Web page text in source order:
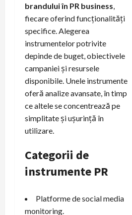
brandului în PR business
fiecare oferind funcționalități
specifice. Alegerea
instrumentelor potrivite
depinde de buget, obiectivele
campaniei și resursele
disponibile. Unele instrumente
oferă analize avansate, în timp
ce altele se concentrează pe
simplitate și ușurință în
utilizare.
Categorii de
instrumente PR
Platforme de social media
monitoring.